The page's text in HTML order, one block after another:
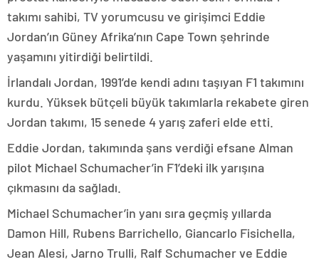
takımı sahibi, TV yorumcusu ve girişimci Eddie
Jordan’ın Güney Afrika’nın Cape Town şehrinde
yaşamını yitirdiği belirtildi.
İrlandalı Jordan, 1991’de kendi adını taşıyan F1 takımını
kurdu. Yüksek bütçeli büyük takımlarla rekabete giren
Jordan takımı, 15 senede 4 yarış zaferi elde etti.
Eddie Jordan, takımında şans verdiği efsane Alman
pilot Michael Schumacher’in F1’deki ilk yarışına
çıkmasını da sağladı.
Michael Schumacher’in yanı sıra geçmiş yıllarda
Damon Hill, Rubens Barrichello, Giancarlo Fisichella,
Jean Alesi, Jarno Trulli, Ralf Schumacher ve Eddie